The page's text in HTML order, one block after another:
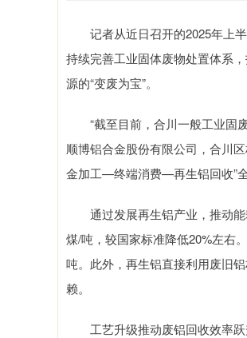
记者从近日召开的2025年上半
持续完善工业固体废物处置体系
源的“变废为宝”。
“截至目前，合川一般工业固废
顺博铝合金股份有限公司，合川
金加工—终端消费—再生铝回收”
通过发展再生铝产业，推动能
煤/吨，较国家标准降低20%左右
吨。此外，再生铝直接利用废旧
赖。
工艺升级推动废铝回收效率跃